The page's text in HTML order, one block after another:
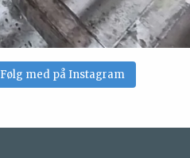
Følg med på Instagram